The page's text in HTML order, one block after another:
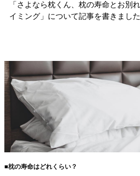
「さよなら枕くん、枕の寿命とお別
イミング」について記事を書きました
■枕の寿命はどれくらい？